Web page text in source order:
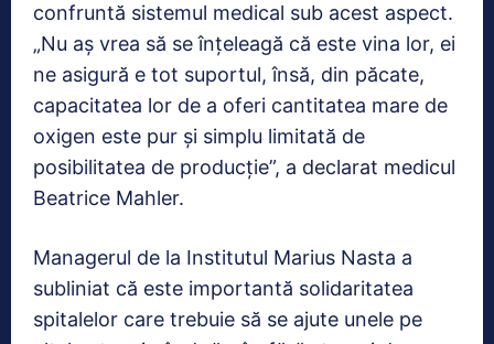
confruntă sistemul medical sub acest aspect.
„Nu aş vrea să se înţeleagă că este vina lor, ei
ne asigură e tot suportul, însă, din păcate,
capacitatea lor de a oferi cantitatea mare de
oxigen este pur și simplu limitată de
posibilitatea de producţie”, a declarat medicul
Beatrice Mahler.
Managerul de la Institutul Marius Nasta a
subliniat că este importantă solidaritatea
spitalelor care trebuie să se ajute unele pe